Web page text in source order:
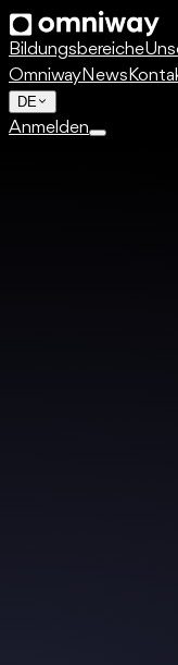
Bildungsbereiche
OmniwayNews
DE
Anmelden